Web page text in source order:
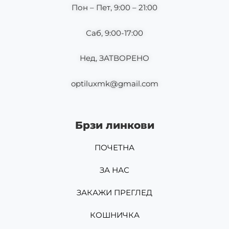
m
Пон – Пет, 9:00 – 21:00
Саб, 9:00-17:00
Нед, ЗАТВОРЕНО
optiluxmk@gmail.com
Брзи линкови
ПОЧЕТНА
ЗА НАС
ЗАКАЖИ ПРЕГЛЕД
КОШНИЧКА